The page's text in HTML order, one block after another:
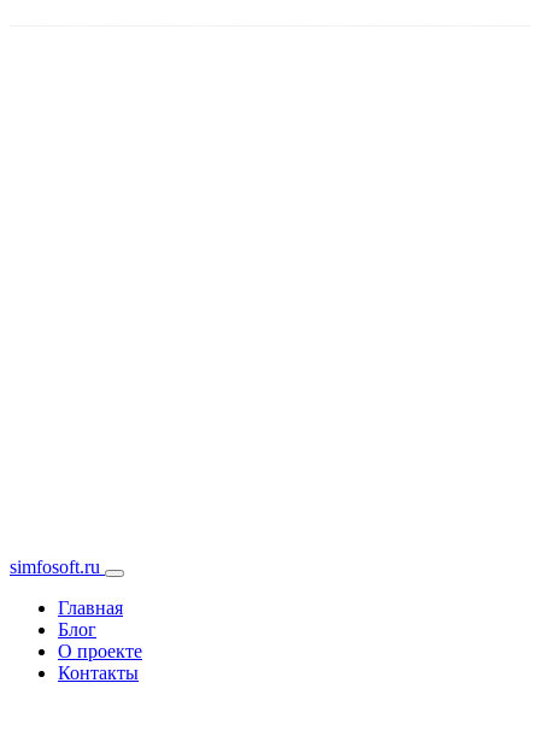
simfosoft.ru
Главная
Блог
О проекте
Контакты